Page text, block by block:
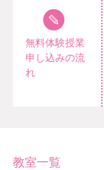
無料体験授業
申し込みの流
れ
教室一覧